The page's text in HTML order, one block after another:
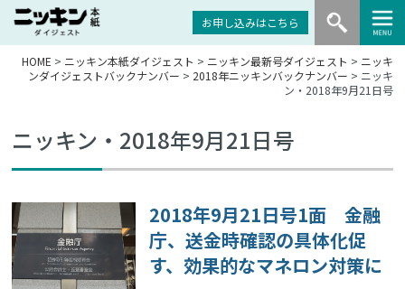
お申し込みはこちら
HOME > ニッキン本紙ダイジェスト > ニッキン最新号ダイジェスト > ニッキ
ンダイジェストバックナンバー > 2018年ニッキンバックナンバー > ニッキ
ン・2018年9月21日号
ニッキン・2018年9月21日号
2018年9月21日号1面 金融
庁、送金時確認の具体化促
す、効果的なマネロン対策に